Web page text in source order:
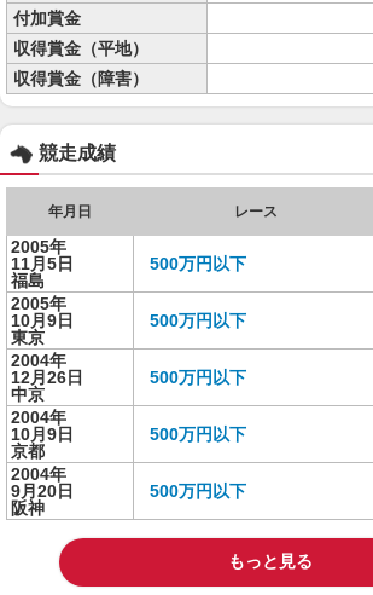
付加賞金
収得賞金（平地）
収得賞金（障害）
競走成績
年月日 レース
2005年
11月5日
福島
500万円以下
2005年
10月9日
東京
500万円以下
2004年
12月26日
中京
500万円以下
2004年
10月9日
京都
500万円以下
2004年
9月20日
阪神
500万円以下
もっと見る